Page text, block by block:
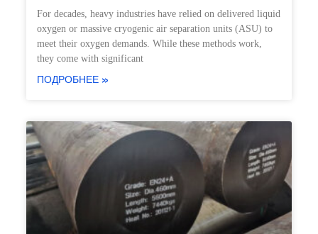
For decades, heavy industries have relied on delivered liquid
oxygen or massive cryogenic air separation units (ASU) to
meet their oxygen demands. While these methods work,
they come with significant
ПОДРОБНЕЕ »